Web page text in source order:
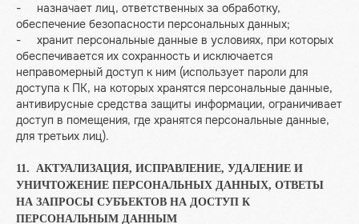
- назначает лиц, ответственных за обработку,
обеспечение безопасности персональных данных;
- хранит персональные данные в условиях, при которых
обеспечивается их сохранность и исключается
неправомерный доступ к ним (использует пароли для
доступа к ПК, на которых хранятся персональные данные,
антивирусные средства защиты информации, ограничивает
доступ в помещения, где хранятся персональные данные,
для третьих лиц).
11. АКТУАЛИЗАЦИЯ, ИСПРАВЛЕНИЕ, УДАЛЕНИЕ И
УНИЧТОЖЕНИЕ ПЕРСОНАЛЬНЫХ ДАННЫХ, ОТВЕТЫ
НА ЗАПРОСЫ СУБЪЕКТОВ НА ДОСТУП К
ПЕРСОНАЛЬНЫМ ДАННЫМ